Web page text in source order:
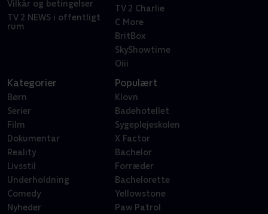
Vilkår og betingelser
TV 2 NEWS i offentligt
rum
TV 2 Charlie
C More
BritBox
SkyShowtime
Oiii
Kategorier
Børn
Serier
Film
Dokumentar
Reality
Livsstil
Underholdning
Comedy
Nyheder
Populært
Klovn
Badehotellet
Sygeplejeskolen
X Factor
Bachelor
Forræder
Bachelorette
Yellowstone
Paw Patrol